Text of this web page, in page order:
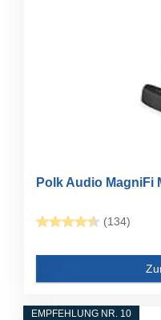
Polk Audio MagniFi
(134)
EMPFEHLUNG NR. 10